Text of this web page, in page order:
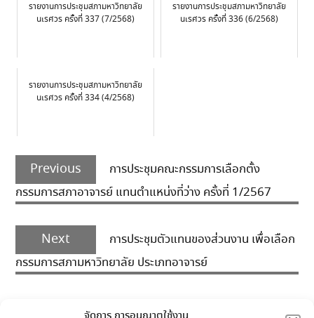
รายงานการประชุมสภามหาวิทยาลัย
นเรศวร ครั้งที่ 337 (7/2568)
รายงานการประชุมสภามหาวิทยาลัย
นเรศวร ครั้งที่ 336 (6/2568)
รายงานการประชุมสภามหาวิทยาลัย
นเรศวร ครั้งที่ 334 (4/2568)
Post
navigation
Previous
Previous
post:
การประชุมคณะกรรมการเลือกตั้ง
กรรมการสภาอาจารย์ แทนตำแหน่งที่ว่าง ครั้งที่ 1/2567
Next
Next
post:
การประชุมตัวแทนของส่วนงาน เพื่อเลือก
กรรมการสภามหาวิทยาลัย ประเภทอาจารย์